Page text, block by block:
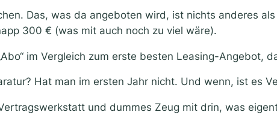
Das, was da angeboten wird, ist nichts anderes
300 € (was mit auch noch zu viel wäre).
im Vergleich zum erste besten Leasing-Angebot,
Hat man im ersten Jahr nicht. Und wenn, ist es
und dummes Zeug mit drin, was